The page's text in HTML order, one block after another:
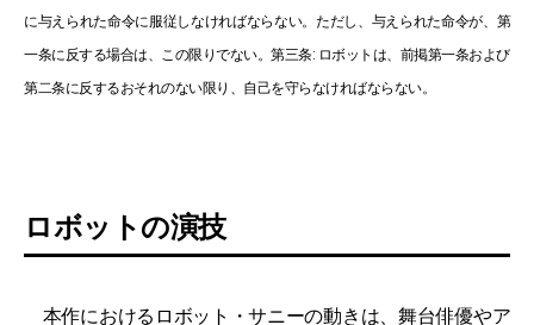
に与えられた命令に服従しなければならない。ただし、与えられた命令が、第
一条に反する場合は、この限りでない。第三条: ロボットは、前掲第一条および
第二条に反するおそれのない限り、自己を守らなければならない。
ロボットの演技
本作におけるロボット・サニーの動きは、舞台俳優やア